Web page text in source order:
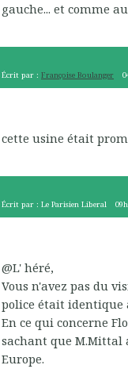
gauche... et comme
Écrit par : Françoise Boulanger
cette usine était
Écrit par : Le Parisien Liberal
@L' héré,
Vous n'avez pas du
police était identique
En ce qui concerne
sachant que
Europe.